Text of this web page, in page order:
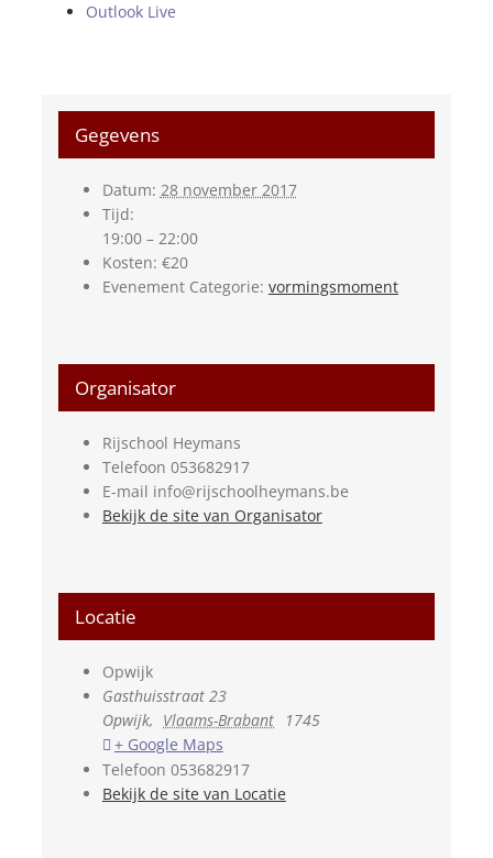
Outlook Live
Gegevens
Datum: 28 november 2017
Tijd:
19:00 – 22:00
Kosten: €20
Evenement Categorie: vormingsmoment
Organisator
Rijschool Heymans
Telefoon 053682917
E-mail info@rijschoolheymans.be
Bekijk de site van Organisator
Locatie
Opwijk
Gasthuisstraat 23
Opwijk, Vlaams-Brabant
1745
+ Google Maps
Telefoon 053682917
Bekijk de site van Locatie